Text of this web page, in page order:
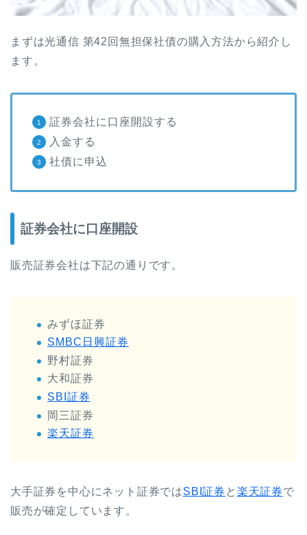
まずは光通信 第42回無担保社債の購入方法から紹介し
ます。
証券会社に口座開設する
入金する
社債に申込
証券会社に口座開設
販売証券会社は下記の通りです。
みずほ証券
SMBC日興証券
野村証券
大和証券
SBI証券
岡三証券
楽天証券
大手証券を中心にネット証券ではSBI証券 と 楽天証券で
販売が確定しています。